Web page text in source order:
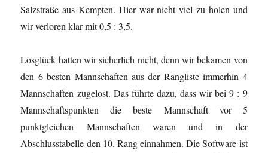
Salzstraße aus Kempten. Hier war nicht viel zu holen und
wir verloren klar mit 0,5 : 3,5.
Losglück hatten wir sicherlich nicht, denn wir bekamen von
den 6 besten Mannschaften aus der Rangliste immerhin 4
Mannschaften zugelost. Das führte dazu, dass wir bei 9 : 9
Mannschaftspunkten die beste Mannschaft vor 5
punktgleichen Mannschaften waren und in der
Abschlusstabelle den 10. Rang einnahmen. Die Software ist